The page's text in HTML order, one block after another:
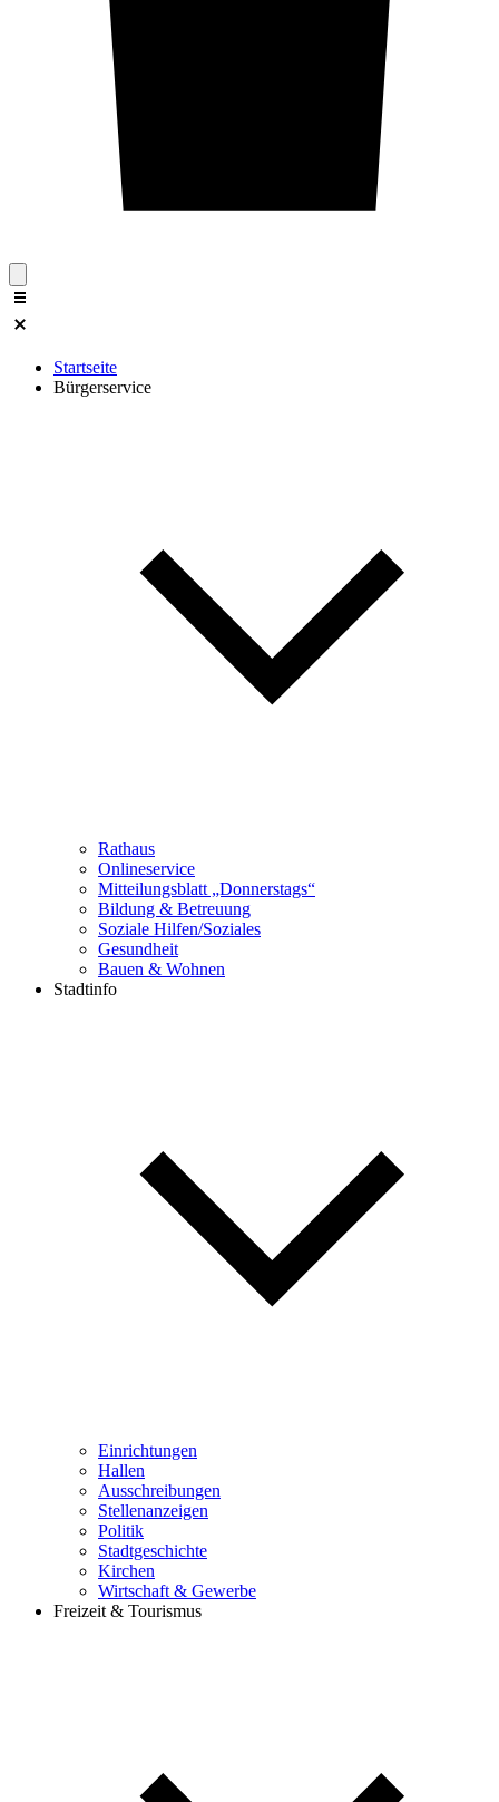
Startseite
Bürgerservice
Rathaus
Onlineservice
Mitteilungsblatt „Donnerstags“
Bildung & Betreuung
Soziale Hilfen/Soziales
Gesundheit
Bauen & Wohnen
Stadtinfo
Einrichtungen
Hallen
Ausschreibungen
Stellenanzeigen
Politik
Stadtgeschichte
Kirchen
Wirtschaft & Gewerbe
Freizeit & Tourismus